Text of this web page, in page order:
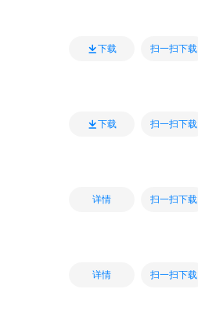
下载 扫一扫下载
下载 扫一扫下载
详情 扫一扫下载
详情 扫一扫下载